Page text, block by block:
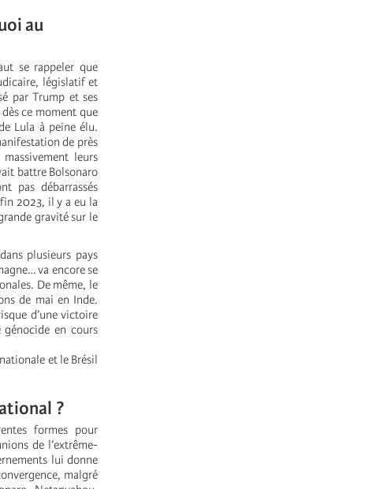
au
se rappeler que
législatif et
par Trump et ses
ce moment que
Lula à peine élu.
de près
leurs
battre Bolsonaro
pas débarrassés
2023, il y a eu la
gravité sur le
plusieurs pays
va encore se
De même, le
de mai en Inde.
d’une victoire
génocide en cours
et le Brésil
?
formes pour
de l’extrême-
lui donne
malgré